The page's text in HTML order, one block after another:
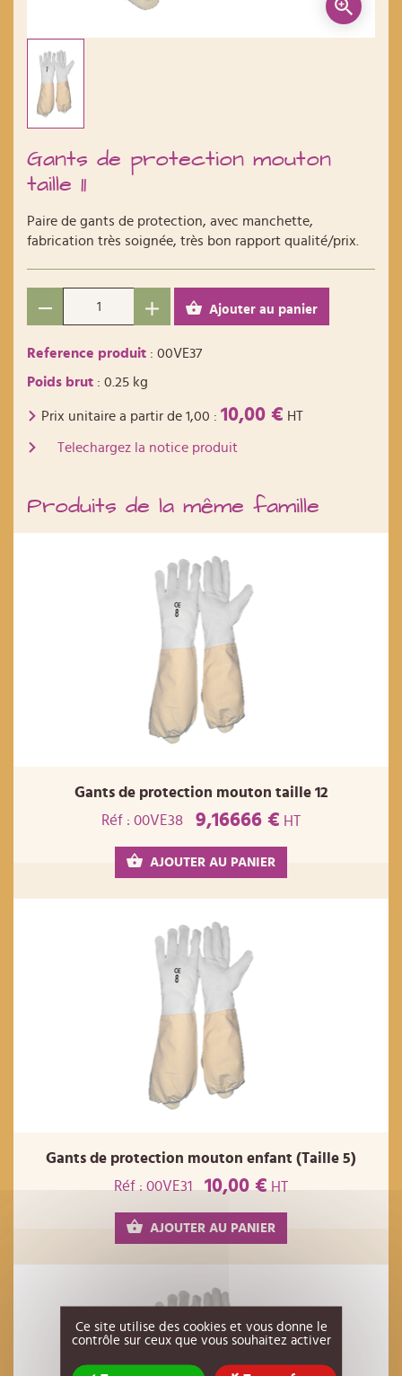
Gants de protection mouton
taille 11
Paire de gants de protection, avec manchette,
fabrication très soignée, très bon rapport qualité/prix.
Ajouter au panier
Reference produit : 00VE37
Poids brut : 0.25 kg
Prix unitaire a partir de 1,00 : 10,00 € HT
Telechargez la notice produit
Produits de la même famille
Gants de protection mouton taille 12
Réf : 00VE38
9,16666 € HT
AJOUTER AU PANIER
Gants de protection mouton enfant (Taille 5)
Réf : 00VE31
10,00 € HT
AJOUTER AU PANIER
Ce site utilise des cookies et vous donne le
contrôle sur ceux que vous souhaitez activer